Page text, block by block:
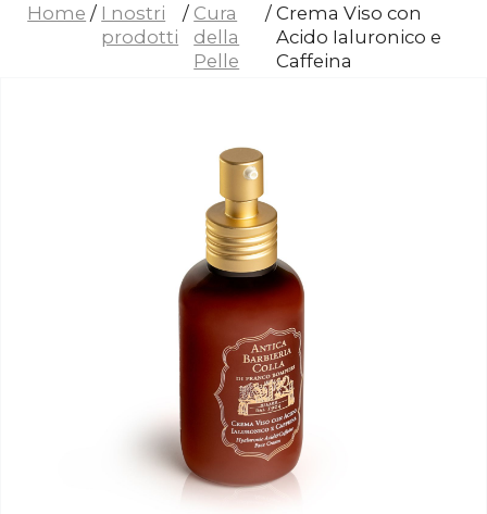
Home / I nostri
prodotti
/ Cura
della
Pelle
/ Crema Viso con
Acido Ialuronico e
Caffeina